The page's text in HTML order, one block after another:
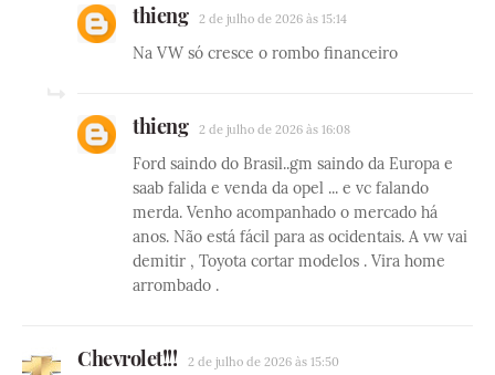
thieng 2 de julho de 2026 às 15:14
Na VW só cresce o rombo financeiro
thieng 2 de julho de 2026 às 16:08
Ford saindo do Brasil..gm saindo da Europa e
saab falida e venda da opel ... e vc falando
merda. Venho acompanhado o mercado há
anos. Não está fácil para as ocidentais. A vw vai
demitir , Toyota cortar modelos . Vira home
arrombado .
Chevrolet!!! 2 de julho de 2026 às 15:50